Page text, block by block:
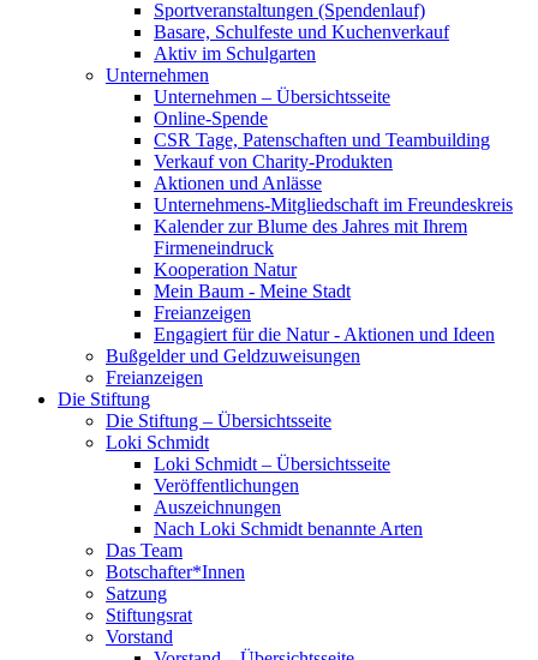
Sportveranstaltungen (Spendenlauf)
Basare, Schulfeste und Kuchenverkauf
Aktiv im Schulgarten
Unternehmen
Unternehmen – Übersichtsseite
Online-Spende
CSR Tage, Patenschaften und Teambuilding
Verkauf von Charity-Produkten
Aktionen und Anlässe
Unternehmens-Mitgliedschaft im Freundeskreis
Kalender zur Blume des Jahres mit Ihrem
Firmeneindruck
Kooperation Natur
Mein Baum - Meine Stadt
Freianzeigen
Engagiert für die Natur - Aktionen und Ideen
Bußgelder und Geldzuweisungen
Freianzeigen
Die Stiftung
Die Stiftung – Übersichtsseite
Loki Schmidt
Loki Schmidt – Übersichtsseite
Veröffentlichungen
Auszeichnungen
Nach Loki Schmidt benannte Arten
Das Team
Botschafter*Innen
Satzung
Stiftungsrat
Vorstand